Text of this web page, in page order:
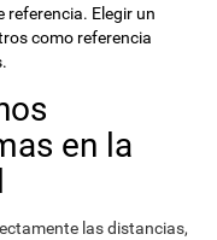
referencia. Elegir un
como referencia
en la
las distancias,